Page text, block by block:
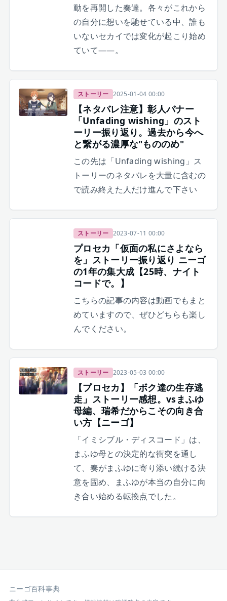
動を再開した奏達。各々がこれから
の自分に想いを馳せている中、誰も
いないセカイでは変化が起こり始め
ていて——。
ストーリー 2025-01-04 00:00
【ネタバレ注意】彰人バナー
「Unfading wishing」のスト
ーリー振り返り。過去から今へ
と繋がる濃厚な"もののめ"
この先は「Unfading wishing」ス
トーリーのネタバレを大量に含むの
で読み終えた人だけ進んで下さい
ストーリー 2023-07-11 00:00
プロセカ「仮面の私にさよなら
を」ストーリー振り返り ニーゴ
の1年の集大成【25時、ナイト
コードで。】
こちらの記事の内容は動画でもまと
めていますので、ぜひどちらも楽し
んでください。
ストーリー 2023-05-03 00:00
【プロセカ】「ボク達の生存逃
走」ストーリー感想。vsまふゆ
母編、瑞希だからこその向き合
い方【ニーゴ】
「イミシブル・ディスコード」は、
まふゆ母との決定的な衝突を通し
て、奏がまふゆに寄り添い続ける決
意を固め、まふゆが本当の自分に向
き合い始める転換点でした。
ニーゴ百科事典